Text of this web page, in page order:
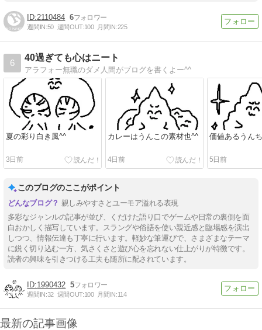
2110484 6
週間IN:50 週間OUT:100 月間IN:225
6
40過ぎても心はニート
アラフォー無職のダメ人間がブログを書くよー^^
夏の彩り白き風^^
3日前
カレーはうんこの素材也^^
4日前
価値あるうん
5日前
このブログのここがポイント
親しみやすさとユーモア溢れる表現
多彩なジャンルの記事が並び、くだけた語り口でゲームや日常の裏側を面
白おかしく描写しています。スラングや俗語を使い親近感と臨場感を演出
しつつ、情報伝達も丁寧に行います。軽妙な筆運びで、さまざまなテーマ
に鋭く切り込む一方、気さくさと遊び心を忘れない仕上がりが特徴です。
読者の興味を引きつける工夫も随所に配されています。
1990432 5
週間IN:32 週間OUT:100 月間IN:114
最新の記事画像